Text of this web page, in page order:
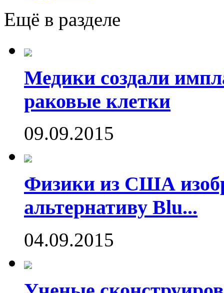
Ещё в разделе
Медики создали
раковые клетки
09.09.2015
Физики из США
альтернативу Blu...
04.09.2015